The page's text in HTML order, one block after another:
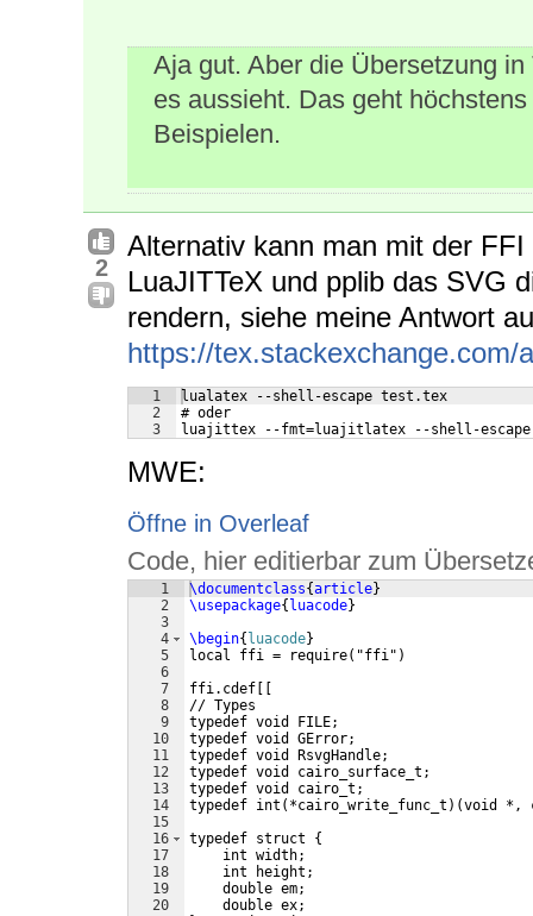
Aja gut. Aber die Übersetzung
es aussieht. Das geht
Beispielen.
2
Alternativ kann man mit der
LuaJITTeX und pplib das SVG
rendern, siehe meine Antwort
https://tex.stackexchange.com/
1
2
3
lualatex --shell-escape test.tex
# oder
luajittex --fmt=luajitlatex --shell-
MWE:
Öffne in Overleaf
Code, hier editierbar zum
1
2
3
4
5
6
7
8
9
10
11
12
13
14
15
16
17
18
19
20
\documentclass{article}
\usepackage{ luacode}
\begin{ luacode}
local ffi = require( "ffi" )
ffi.cdef
// Types
typedef void FILE;
typedef void GError;
typedef void RsvgHandle;
typedef void cairo_surface_t;
typedef void cairo_t;
typedef int ( *cairo_write_func_t ) (void *,
typedef struct {
    int width;
    int height;
    double em;
    double ex;